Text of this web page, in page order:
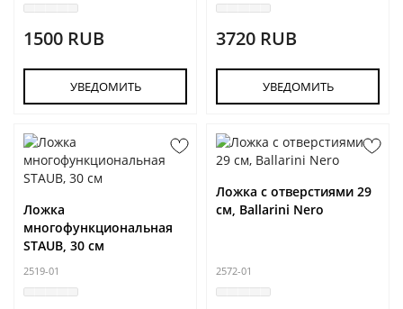
1500 RUB
УВЕДОМИТЬ
3720 RUB
УВЕДОМИТЬ
Ложка
многофункциональная
STAUB, 30 см
2519-01
Ложка с отверстиями 29
см, Ballarini Nero
2572-01